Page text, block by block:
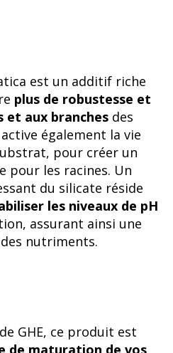
est un additif riche
plus de robustesse et
et aux branches des
également la vie
pour créer un
pour les racines. Un
du silicate réside
les niveaux de pH
assurant ainsi une
nutriments.
GHE, ce produit est